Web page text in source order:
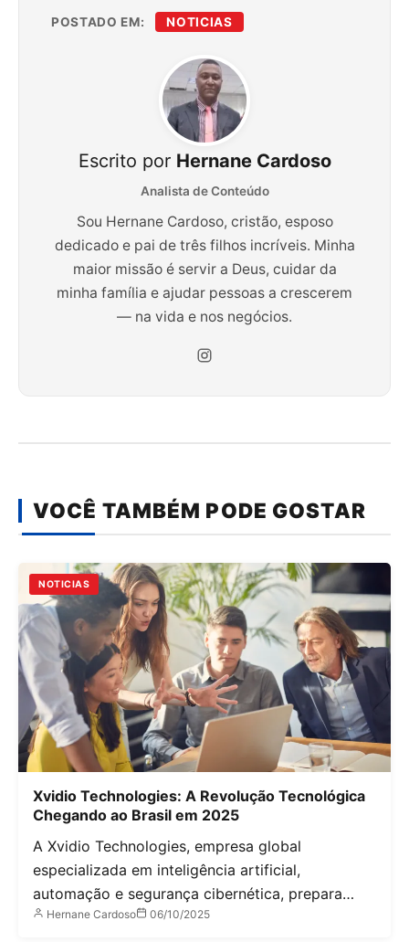
POSTADO EM: NOTICIAS
Escrito por Hernane Cardoso
Analista de Conteúdo
Sou Hernane Cardoso, cristão, esposo
dedicado e pai de três filhos incríveis. Minha
maior missão é servir a Deus, cuidar da
minha família e ajudar pessoas a crescerem
— na vida e nos negócios.
VOCÊ TAMBÉM PODE GOSTAR
NOTICIAS
Xvidio Technologies: A Revolução Tecnológica
Chegando ao Brasil em 2025
A Xvidio Technologies, empresa global
especializada em inteligência artificial,
automação e segurança cibernética, prepara…
Hernane Cardoso 06/10/2025